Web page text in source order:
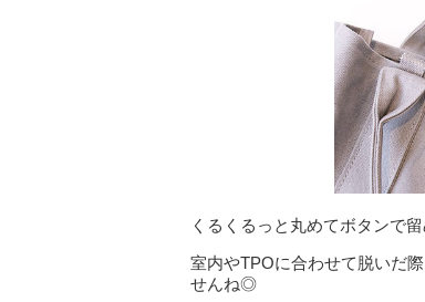
くるくるっと丸めてボタンで
室内やTPOに合わせて脱いだ
せんね◎